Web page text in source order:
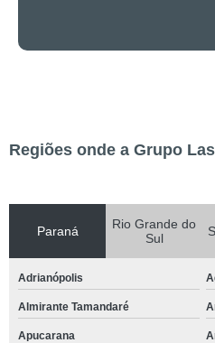
Regiões onde a Grupo
Paraná
Rio Grande do
Sul
Adrianópolis
Almirante Tamandaré
Apucarana